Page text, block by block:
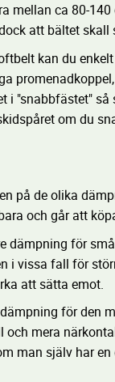
mellan ca 80-
att bältet
kan du
i "snabbfästet" så
om du
på de olika
och går att
dämpning för
i vissa fall för
att sätta emot.
för den
och mera
man själv har